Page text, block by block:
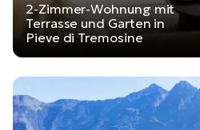
2-Zimmer-Wohnung mit
Terrasse und Garten in
Pieve di Tremosine